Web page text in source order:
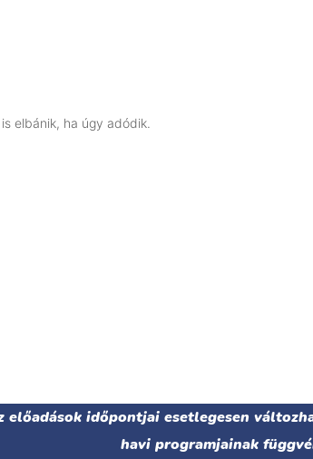
elbánik, ha úgy adódik.
időpontjai esetlegesen
havi programjainak